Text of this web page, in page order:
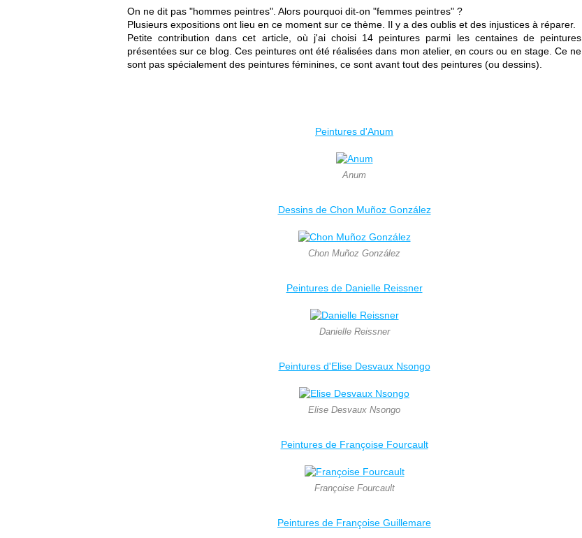
On ne dit pas "hommes peintres". Alors pourquoi dit-on "femmes peintres" ?
Plusieurs expositions ont lieu en ce moment sur ce thème. Il y a des oublis et des injustices à réparer.
Petite contribution dans cet article, où j'ai choisi 14 peintures parmi les centaines de peintures
présentées sur ce blog. Ces peintures ont été réalisées dans mon atelier, en cours ou en stage. Ce ne
sont pas spécialement des peintures féminines, ce sont avant tout des peintures (ou dessins).
Peintures d'Anum
Anum
Dessins de Chon Muñoz González
Chon Muñoz González
Peintures de Danielle Reissner
Danielle Reissner
Peintures d'Elise Desvaux Nsongo
Elise Desvaux Nsongo
Peintures de Françoise Fourcault
Françoise Fourcault
Peintures de Françoise Guillemare